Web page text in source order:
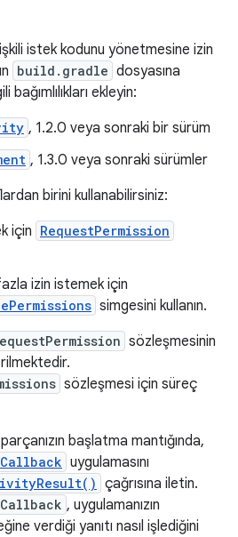
istek kodunu yönetmesine izin
build.gradle dosyasına
bağımlılıkları ekleyin:
, 1.2.0 veya sonraki bir sürüm
, 1.3.0 veya sonraki sürümler
birini kullanabilirsiniz:
için RequestPermission
izin istemek için
simgesini kullanın.
sözleşmesinin
sözleşmesi için süreç
başlatma mantığında,
uygulamasını
çağrısına iletin.
, uygulamanızın
verdiği yanıtı nasıl işlediğini